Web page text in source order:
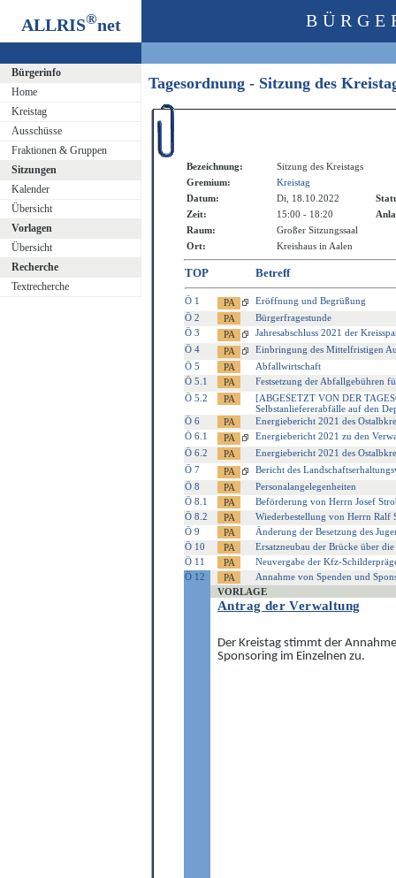
ALLRIS®net
Bürgerinfo
Home
Kreistag
Ausschüsse
Fraktionen & Gruppen
Sitzungen
Kalender
Übersicht
Vorlagen
Übersicht
Recherche
Textrecherche
Tagesordnung - Sitzung des
Bezeichnung:
Sitzung des Kreistags
Gremium:
Kreistag
Datum:
Di, 18.10.2022
Zeit:
15:00 - 18:20
Raum:
Großer Sitzungssaal
Ort:
Kreishaus in Aalen
TOP Betreff
Ö 1
Eröffnung und Begrüßung
Ö 2
Bürgerfragestunde
Ö 3
Jahresabschluss 2021 der
Ö 4
Einbringung des Mittelfristigen
Ö 5
Abfallwirtschaft
Ö 5.1
Festsetzung der Abfallgebühren
Ö 5.2
[ABGESETZT VON DER
Selbstanliefererabfälle auf den
Ö 6
Energiebericht 2021 des
Ö 6.1
Energiebericht 2021 zu den
Ö 6.2
Energiebericht 2021 des
Ö 7
Bericht des
Ö 8
Personalangelegenheiten
Ö 8.1
Beförderung von Herrn Josef
Ö 8.2
Wiederbestellung von Herrn Ralf
Ö 9
Änderung der Besetzung des
Ö 10
Ersatzneubau der Brücke über
Ö 11
Neuvergabe der Kfz-
Ö 12
Annahme von Spenden und
VORLAGE
Antrag der Verwaltung
Der Kreistag stimmt der
Sponsoring im Einzelnen zu.